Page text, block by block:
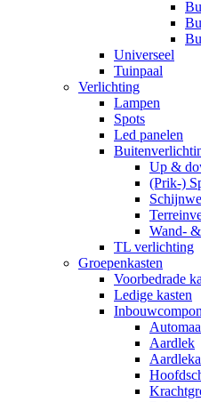
Universeel
Tuinpaal
Verlichting
Lampen
Spots
Led panelen
Up &
(Prik-)
Wand-
TL verlichting
Groepenkasten
Voorbedrade
Ledige kasten
Aardlek